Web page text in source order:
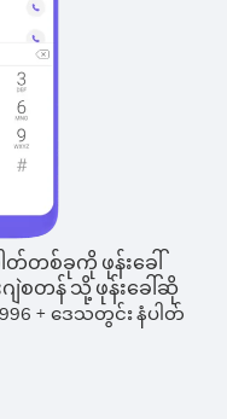
တ်တစ်ခုကို ဖုန်းခေါ်
ျဲစတန် သို့ ဖုန်းခေါ်ဆို
996 + ဒေသတွင်း နံပါတ်